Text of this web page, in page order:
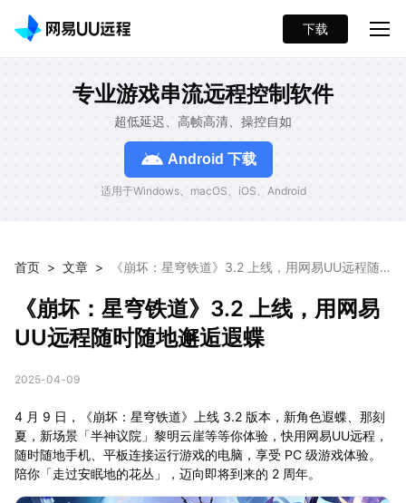
下载
专业游戏串流远程控制软件
超低延迟、高帧高清、操控自如
Android 下载
适用于Windows、macOS、iOS、Android
首页 > 文章 >
《崩坏：星穹铁道》3.2 上线，用网易UU远程随
《崩坏：星穹铁道》3.2 上线，用网易
UU远程随时随地邂逅遐蝶
2025-04-09
4 月 9 日，《崩坏：星穹铁道》上线 3.2 版本，新角色遐蝶、那刻
夏，新场景「半神议院」黎明云崖等等你体验，快用网易UU远程，
随时随地手机、平板连接运行游戏的电脑，享受 PC 级游戏体验。
陪你「走过安眠地的花丛」，迈向即将到来的 2 周年。